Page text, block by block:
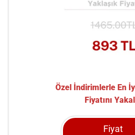
Özel İndirimlerle En
Fiyatını
Fiyat